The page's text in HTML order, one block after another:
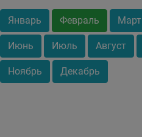
Январь Февраль Март
Июнь Июль Август
Ноябрь Декабрь